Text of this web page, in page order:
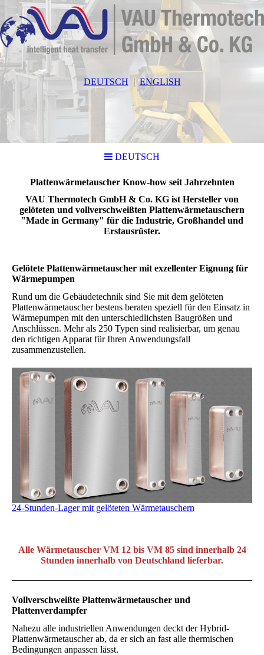
DEUTSCH ENGLISH
DEUTSCH
Plattenwärmetauscher Know-how seit Jahrzehnten
VAU Thermotech GmbH & Co. KG ist Hersteller von
gelöteten und vollverschweißten Plattenwärmetauschern
"Made in Germany" für die Industrie, Großhandel und
Erstausrüster.
Gelötete Platten­wärme­tauscher mit exzellenter Eignung für
Wärmepumpen
Rund um die Gebäudetechnik sind Sie mit dem gelöteten
Plattenwärmetauscher bestens beraten speziell für den Einsatz in
Wärmepumpen mit den unterschiedlichsten Baugrößen und
Anschlüssen. Mehr als 250 Typen sind realisierbar, um genau
den richtigen Apparat für Ihren Anwendungsfall
zusammenzustellen.
24-Stunden-Lager mit gelöteten Wärmetauschern
Alle Wärmetauscher VM 12 bis VM 85 sind innerhalb 24
Stunden innerhalb von Deutschland lieferbar.
Voll­ver­schweißte Plattenwärme­tauscher und
Plattenverdampfer
Nahezu alle industriellen Anwendungen deckt der Hybrid-
Plattenwärmetauscher ab, da er sich an fast alle thermischen
Bedingungen anpassen lässt.